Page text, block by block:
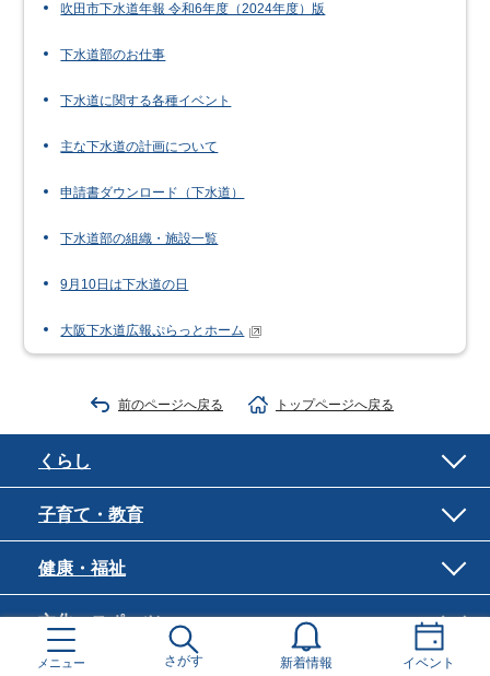
吹田市下水道年報 令和6年度（2024年度）版
下水道部のお仕事
下水道に関する各種イベント
主な下水道の計画について
申請書ダウンロード（下水道）
下水道部の組織・施設一覧
9月10日は下水道の日
大阪下水道広報ぷらっとホーム
前のページへ戻る トップページへ戻る
メニュー さがす 新着情報 イベント
くらし
子育て・教育
健康・福祉
文化・スポーツ